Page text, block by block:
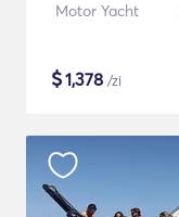
Motor Yacht
$1,378 /zi